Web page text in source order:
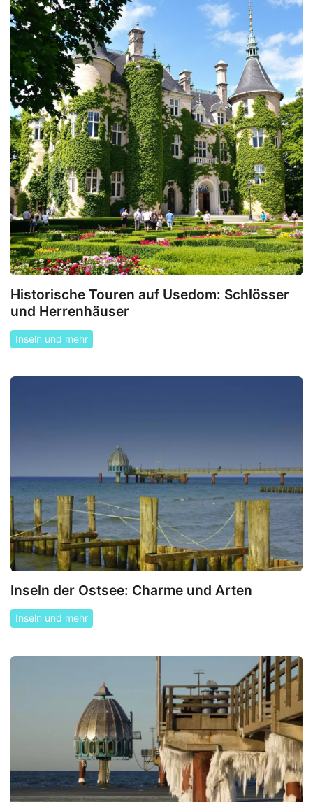
Historische Touren auf Usedom: Schlösser
und Herrenhäuser
Inseln und mehr
Inseln der Ostsee: Charme und Arten
Inseln und mehr